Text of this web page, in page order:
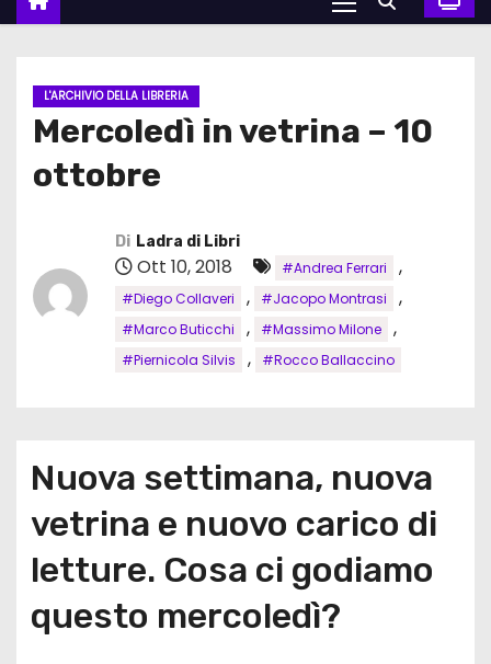
L'ARCHIVIO DELLA LIBRERIA
Mercoledì in vetrina – 10
ottobre
Di Ladra di Libri
Ott 10, 2018 #Andrea Ferrari ,
#Diego Collaveri , #Jacopo Montrasi ,
#Marco Buticchi , #Massimo Milone ,
#Piernicola Silvis , #Rocco Ballaccino
Nuova settimana, nuova
vetrina e nuovo carico di
letture. Cosa ci godiamo
questo mercoledì?